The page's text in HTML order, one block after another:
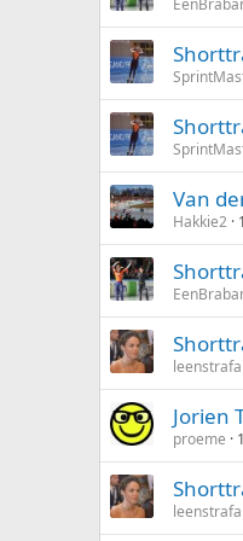
Van
Hakkie2
Jorien
proeme